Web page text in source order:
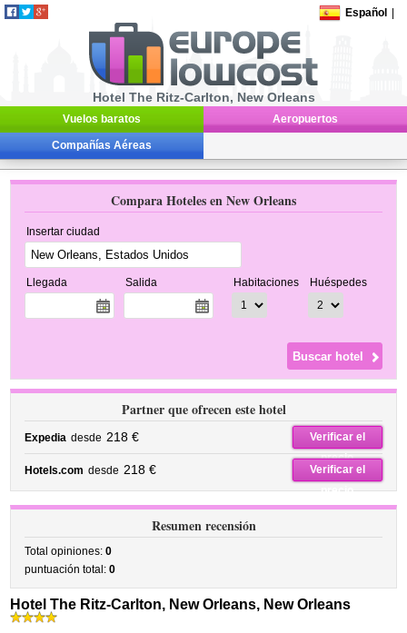
Español
Hotel The Ritz-Carlton, New Orleans
Vuelos baratos Aeropuertos
Compañías Aéreas
Compara Hoteles en New Orleans
Insertar ciudad
Llegada Salida Habitaciones Huéspedes
Partner que ofrecen este hotel
Expedia desde 218 €
Verificar el
precio
Hotels.com desde 218 €
Verificar el
precio
Resumen recensión
Total opiniones:0
puntuación total:0
Hotel The Ritz-Carlton, New Orleans, New Orleans